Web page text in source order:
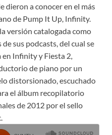
dieron a conocer en el más
de Pump It Up, Infinity.
versión catalogada como
sus podcasts, del cual se
Infinity y Fiesta 2,
de piano por un
distorsionado, escuchado
el álbum recopilatorio
de 2012 por el sello